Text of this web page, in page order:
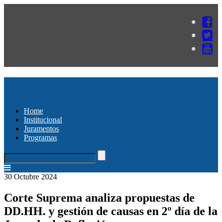
Home
Institucional
Juramentos
Programas
30 Octubre 2024
Corte Suprema analiza propuestas de
DD.HH. y gestión de causas en 2º día de la